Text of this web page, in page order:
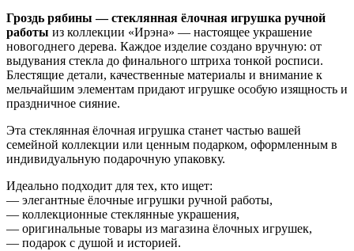
Гроздь рябины — стеклянная ёлочная игрушка ручной
работы из коллекции «Ирэна» — настоящее украшение
новогоднего дерева. Каждое изделие создано вручную: от
выдувания стекла до финального штриха тонкой росписи.
Блестящие детали, качественные материалы и внимание к
мельчайшим элементам придают игрушке особую изящность и
праздничное сияние.
Эта стеклянная ёлочная игрушка станет частью вашей
семейной коллекции или ценным подарком, оформленным в
индивидуальную подарочную упаковку.
Идеально подходит для тех, кто ищет:
— элегантные ёлочные игрушки ручной работы,
— коллекционные стеклянные украшения,
— оригинальные товары из магазина ёлочных игрушек,
— подарок с душой и историей.